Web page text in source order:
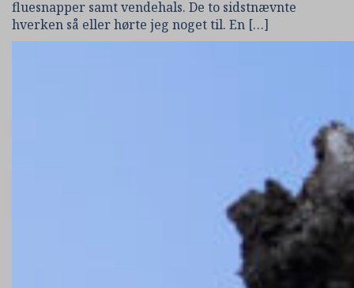
fluesnapper samt vendehals. De to sidstnævnte
hverken så eller hørte jeg noget til. En […]